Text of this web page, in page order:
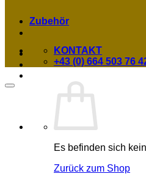
Es befinden sich
Zurück zum Shop
Zubehör
KONTAKT
+43 (0) 664 503 76